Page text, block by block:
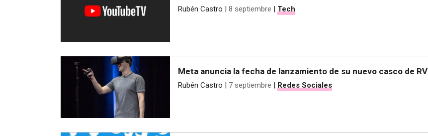
Rubén Castro 8 septiembre Tech
Meta anuncia la fecha de lanzamiento de su nuevo casco de RV
Rubén Castro | 7 septiembre | Redes Sociales